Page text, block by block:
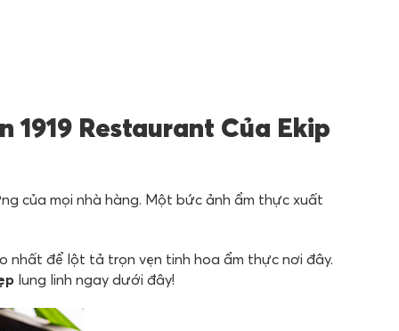
1919 Restaurant Của Ekip
của mọi nhà hàng. Một bức ảnh ẩm thực xuất
nhất để lột tả trọn vẹn tinh hoa ẩm thực nơi đây.
lung linh ngay dưới đây!